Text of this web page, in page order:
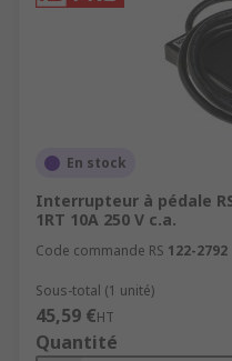
En stock
Interrupteur à pédale
1RT 10A 250 V c.a.
Code commande RS 122-2792
Sous-total (1 unité)
45,59 €HT
Quantité